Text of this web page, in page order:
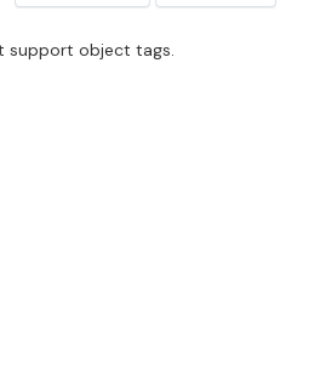
support object tags.